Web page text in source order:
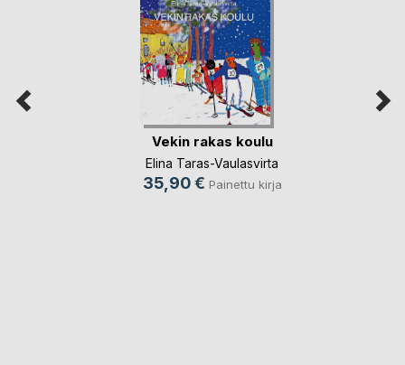
Vekin rakas koulu
Elina Taras-Vaulasvirta
35,90 € Painettu kirja